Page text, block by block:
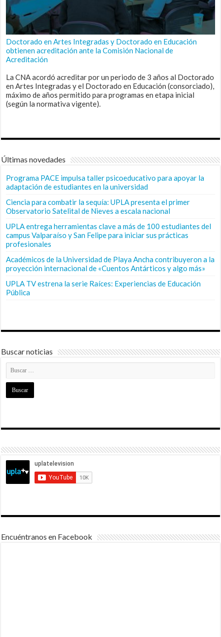
Doctorado en Artes Integradas y Doctorado en Educación
obtienen acreditación ante la Comisión Nacional de
Acreditación
La CNA acordó acreditar por un periodo de 3 años al Doctorado
en Artes Integradas y el Doctorado en Educación (consorciado),
máximo de años permitido para programas en etapa inicial
(según la normativa vigente).
Últimas novedades
Programa PACE impulsa taller psicoeducativo para apoyar la
adaptación de estudiantes en la universidad
Ciencia para combatir la sequía: UPLA presenta el primer
Observatorio Satelital de Nieves a escala nacional
UPLA entrega herramientas clave a más de 100 estudiantes del
campus Valparaíso y San Felipe para iniciar sus prácticas
profesionales
Académicos de la Universidad de Playa Ancha contribuyeron a la
proyección internacional de «Cuentos Antárticos y algo más»
UPLA TV estrena la serie Raíces: Experiencias de Educación
Pública
Buscar noticias
Encuéntranos en Facebook